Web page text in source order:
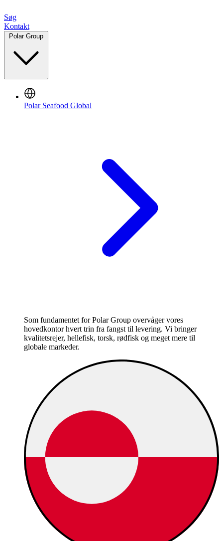
Søg
Kontakt
Polar Group
Polar Seafood Global
Som fundamentet for Polar Group overvåger vores
hovedkontor hvert trin fra fangst til levering. Vi bringer
kvalitetsrejer, hellefisk, torsk, rødfisk og meget mere til
globale markeder.